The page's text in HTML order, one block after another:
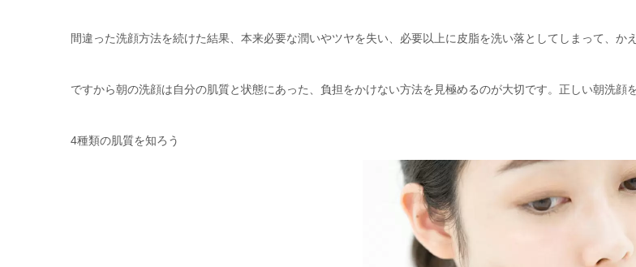
間違った洗顔方法を続けた結果、本来必要な潤いやツヤを失い、必要以上に皮脂を洗い落としてしまって、か
ですから朝の洗顔は自分の肌質と状態にあった、負担をかけない方法を見極めるのが大切です。正しい朝洗顔
4種類の肌質を知ろう